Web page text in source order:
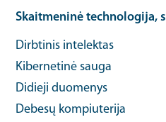
Skaitmeninė technologija,
Dirbtinis intelektas
Kibernetinė sauga
Didieji duomenys
Debesų kompiuterija